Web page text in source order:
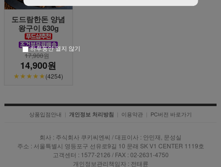
도드람한돈 양념
왕구이 630g
17,900원
14,900원
★★★★★(4254)
상품입점안내 | 개인정보 처리방침 | 이용약관 | PC버전 바로가기
회사 : 주식회사 쿠키씨엔씨 / 대표이사 : 안민재, 문성실
주소 : 서울특별시 영등포구 선유로9길 10 문래 SK V1 CENTER 1119호
고객센터 : 1577-2126 / FAX : 02-2631-4750
개인정보관리책임자 : 전태륜
하루동안 열지 않기